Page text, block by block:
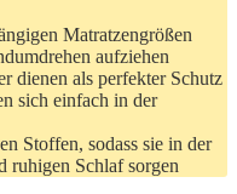
Matratzengrößen
aufziehen
dienen als perfekter Schutz
sich einfach in der
Stoffen, sodass sie in der
ruhigen Schlaf sorgen